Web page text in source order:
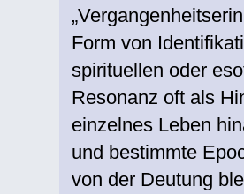
Form von
spirituellen oder
Resonanz oft als
einzelnes Leben
und bestimmte
von der Deutung